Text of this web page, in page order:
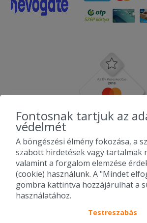
2010-2026 Copyright - Falatozz.hu -
Fontosnak tartjuk az
védelmét
A böngészési élmény fokozása, a
szabott hirdetések vagy tartalmak
valamint a forgalom elemzése
(cookie) használunk. A "Mindet
gombra kattintva hozzájárulhat a
használatához.
Testreszabás